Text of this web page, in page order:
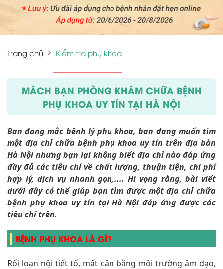
Trang chủ Kiểm tra phụ khoa
MÁCH BẠN PHÒNG KHÁM CHỮA BỆNH
PHỤ KHOA UY TÍN TẠI HÀ NỘI
Bạn đang mắc bệnh lý phụ khoa, bạn đang muốn tìm
một địa chỉ chữa bệnh phụ khoa uy tín trên địa bàn
Hà Nội nhưng bạn lại không biết địa chỉ nào đáp ứng
đầy đủ các tiêu chí về chất lượng, thuận tiện, chi phí
hợp lý, dịch vụ nhanh gọn,.... Hi vọng rằng, bài viết
dưới đây có thể giúp bạn tìm được một địa chỉ chữa
bệnh phụ khoa uy tín tại Hà Nội đáp ứng được các
tiêu chí trên.
BỆNH PHỤ KHOA LÀ GÌ?
Rối loạn nội tiết tố, mất cân bằng môi trường âm đạo,